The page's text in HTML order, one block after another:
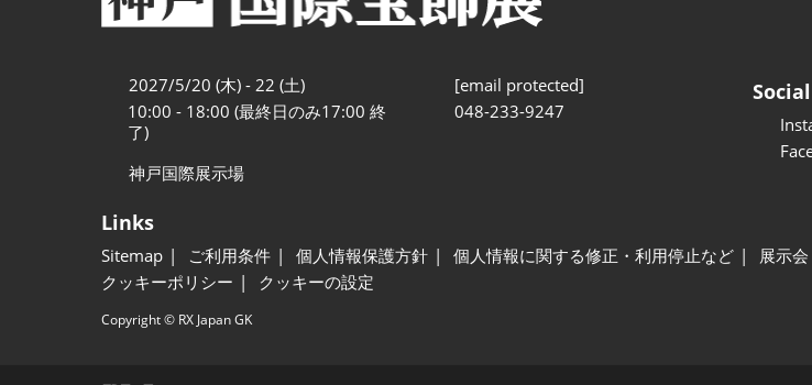
2027/5/20 (木) - 22 (土)
10:00 - 18:00 (最終日のみ17:00 終
了)
神戸国際展示場
[email protected]
048-233-9247
Links
Sitemap ご利用条件 個人情報保護方針 個人情報に関する修正・利用停止など 展示
クッキーポリシー
クッキーの設定
Copyright © RX Japan GK